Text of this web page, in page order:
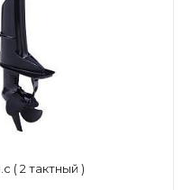
( 2 тактный )